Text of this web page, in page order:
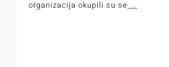
organizacija okupili su se ...